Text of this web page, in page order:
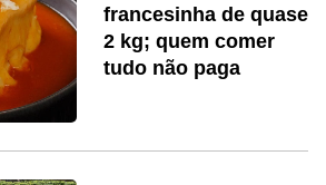
francesinha de quase
2 kg; quem comer
tudo não paga